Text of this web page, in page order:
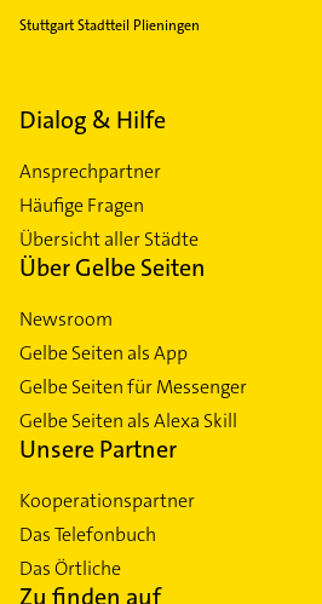
Stuttgart Stadtteil Plieningen
Dialog & Hilfe
Ansprechpartner
Häufige Fragen
Übersicht aller Städte
Über Gelbe Seiten
Newsroom
Gelbe Seiten als App
Gelbe Seiten für Messenger
Gelbe Seiten als Alexa Skill
Unsere Partner
Kooperationspartner
Das Telefonbuch
Das Örtliche
Zu finden auf